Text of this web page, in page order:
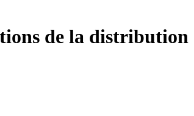
de la distribution